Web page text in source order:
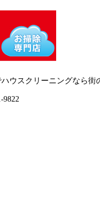
ウスクリーニングなら街